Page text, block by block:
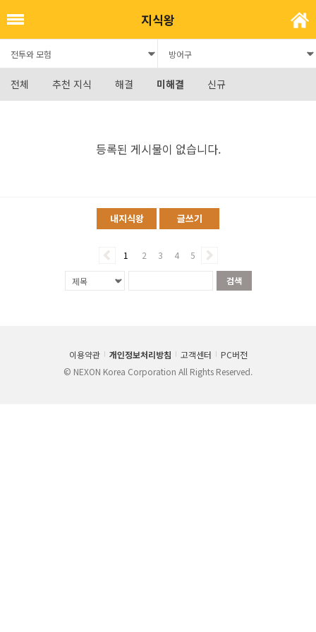
지식왕
전체 추천 지식 해결 미해결 신규
등록된 게시물이 없습니다.
내지식왕 글쓰기
1 2 3 4 5
검색
이용약관 개인정보처리방침 고객센터
PC버전
© NEXON Korea Corporation All Rights Reserved.